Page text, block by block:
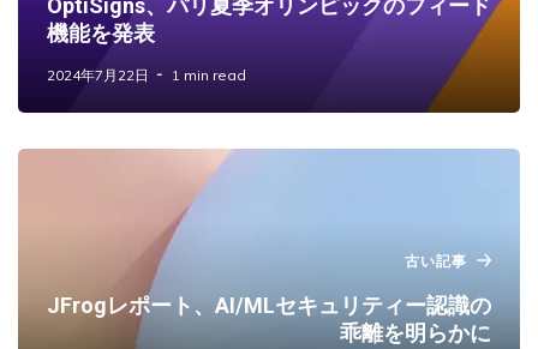
OptiSigns、パリ夏季オリンピックのフィード
機能を発表
2024年7月22日 1 min read
古い記事
JFrogレポート、AI/MLセキュリティー認識の
乖離を明らかに